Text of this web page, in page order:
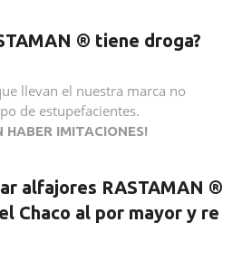
®️ tiene droga?
llevan el nuestra marca no
de estupefacientes.
HABER IMITACIONES!
alfajores RASTAMAN ®️
Chaco al por mayor y re